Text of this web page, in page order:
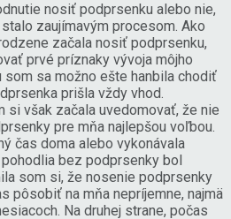
nosiť podprsenku alebo nie,
zaujímavým procesom. Ako
začala nosiť podprsenku,
prvé príznaky vývoja môjho
som sa možno ešte hanbila chodiť
prišla vždy vhod.
si však začala uvedomovať, že nie
pre mňa najlepšou voľbou.
čas doma alebo vykonávala
bez podprsenky bol
som si, že nosenie podprsenky
pôsobiť na mňa nepríjemne, najmä
Na druhej strane, počas